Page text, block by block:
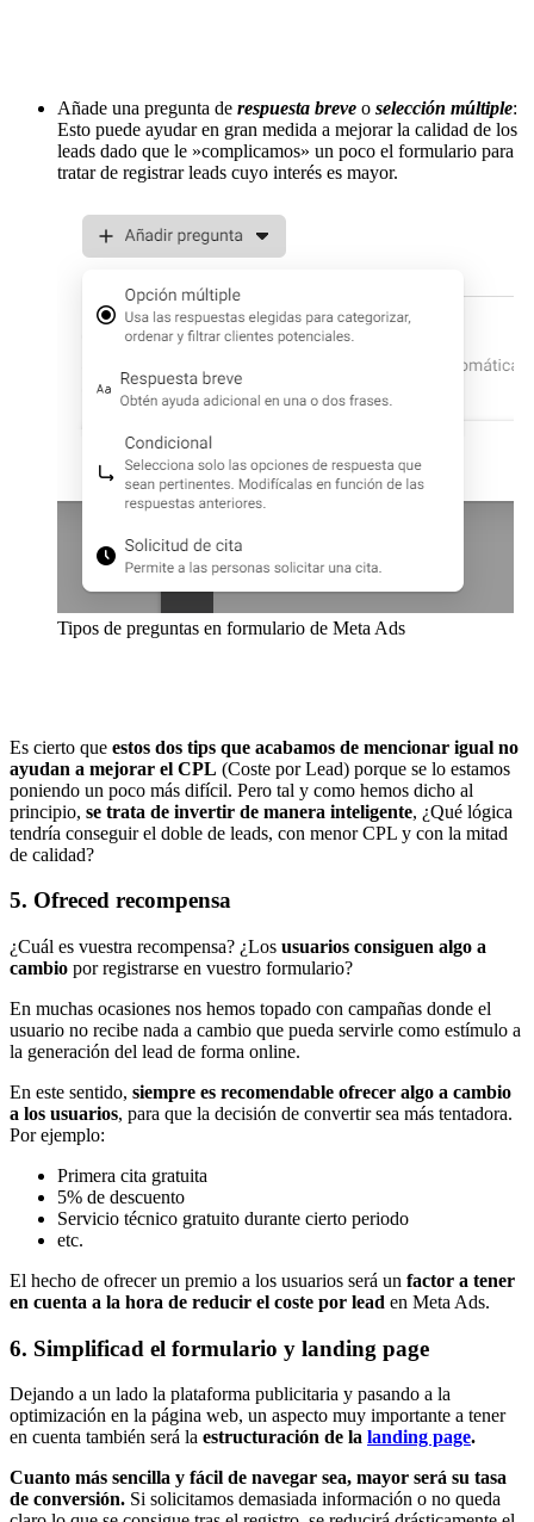
Añade una pregunta de respuesta breve o selección múltiple:
Esto puede ayudar en gran medida a mejorar la calidad de los
leads dado que le »complicamos» un poco el formulario para
tratar de registrar leads cuyo interés es mayor.
Tipos de preguntas en formulario de Meta Ads
Es cierto que estos dos tips que acabamos de mencionar igual no
ayudan a mejorar el CPL (Coste por Lead) porque se lo estamos
poniendo un poco más difícil. Pero tal y como hemos dicho al
principio, se trata de invertir de manera inteligente, ¿Qué lógica
tendría conseguir el doble de leads, con menor CPL y con la mitad
de calidad?
5. Ofreced recompensa
¿Cuál es vuestra recompensa? ¿Los usuarios consiguen algo a
cambio por registrarse en vuestro formulario?
En muchas ocasiones nos hemos topado con campañas donde el
usuario no recibe nada a cambio que pueda servirle como estímulo a
la generación del lead de forma online.
En este sentido, siempre es recomendable ofrecer algo a cambio
a los usuarios, para que la decisión de convertir sea más tentadora.
Por ejemplo:
Primera cita gratuita
5% de descuento
Servicio técnico gratuito durante cierto periodo
etc.
El hecho de ofrecer un premio a los usuarios será un factor a tener
en cuenta a la hora de reducir el coste por lead en Meta Ads.
6. Simplificad el formulario y landing page
Dejando a un lado la plataforma publicitaria y pasando a la
optimización en la página web, un aspecto muy importante a tener
en cuenta también será la estructuración de la landing page.
Cuanto más sencilla y fácil de navegar sea, mayor será su tasa
de conversión. Si solicitamos demasiada información o no queda